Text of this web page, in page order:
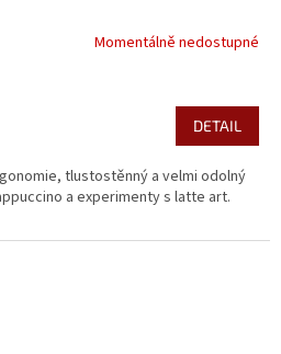
Momentálně nedostupné
DETAIL
tlustostěnný a velmi odolný
a experimenty s latte art.